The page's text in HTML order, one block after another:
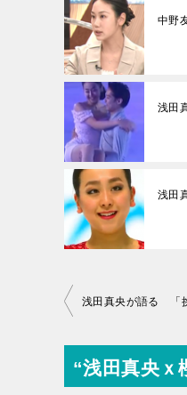
中野
浅田
浅田
投
ビ
浅田真央が語る 「
“浅田真央